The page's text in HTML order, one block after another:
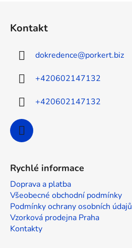
Kontakt
dokredence@porkert.biz
+420602147132
+420602147132
Rychlé informace
Doprava a platba
Všeobecné obchodní podmínky
Podmínky ochrany osobních údajů
Vzorková prodejna Praha
Kontakty